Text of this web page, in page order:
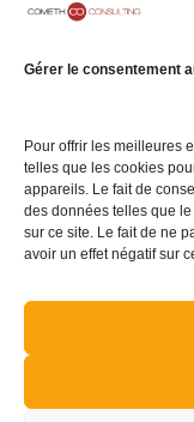
Gérer le consentement
Pour offrir les meilleures
telles que les cookies
appareils. Le fait de
des données telles que
sur ce site. Le fait de ne
avoir un effet négatif sur
Evenement Par
partage et